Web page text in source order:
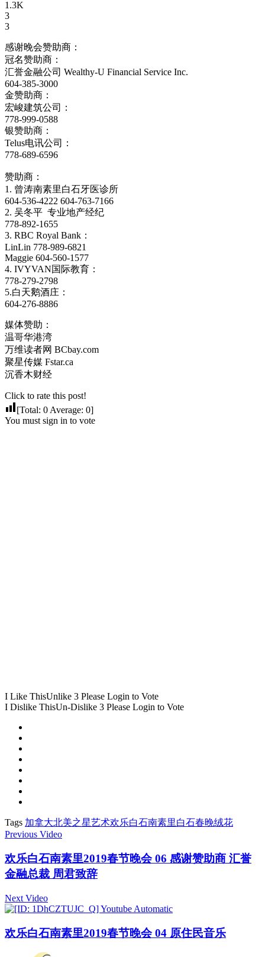
1.3K
3
3
感谢晚会赞助商：
冠名赞助商：
汇誉金融公司 Wealthy-U Financial Service Inc.
604-385-3000
金赞助商：
宏峻建筑公司：
778-999-0588
银赞助商：
Telus电讯公司：
778-689-6596
赞助商：
1. 曾涛南素里白石牙医诊所
604-536-4222 604-763-7166
2. 吴冬平 专业地产经纪
778-892-1655
3. RBC Royal Bank：
LinLin 778-989-6821
Maggie 604-560-1577
4. IVYVAN国际教育：
778-279-2798
5.白天鹅酒庄：
604-276-8886
媒体赞助：
温哥华港湾
万维读者网 BCbay.com
聚星传媒 Fstar.ca
沉香木财经
Click to rate this post!
[Total: 0 Average: 0]
You must sign in to vote
I Like ThisUnlike 3 Please Login to Vote
I Dislike ThisUn-Dislike 3 Please Login to Vote
Tags 加拿大北美之星艺术欢乐白石南素里白石春晚绒花
Previous Video
欢乐白石南素里2019春节晚会 06 感谢赞助商 汇誉
金融总裁 周君致辞
Next Video
欢乐白石南素里2019春节晚会 04 原住民音乐